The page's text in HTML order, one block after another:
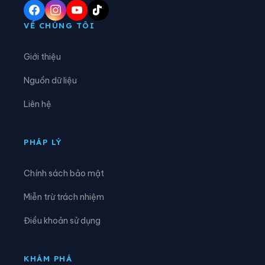
Xã Hòa An
Xã Kiến Thiết
Xã Mèo Vạc
VỀ CHÚNG TÔI
Giới thiệu
Nguồn dữ liệu
Liên hệ
PHÁP LÝ
Chính sách bảo mật
Miễn trừ trách nhiệm
Điều khoản sử dụng
KHÁM PHÁ